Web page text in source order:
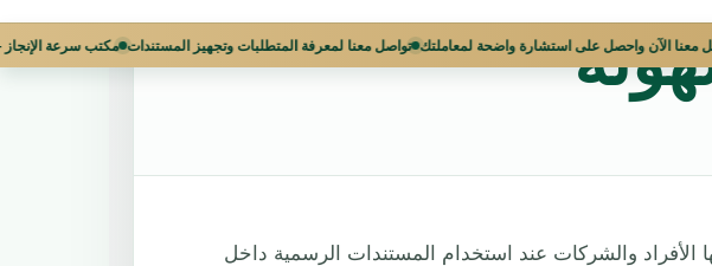
المعاملات تواصل معنا الآن واحصل على استشارة واضحة لمعاملتك تواصل معنا لمعرفة المتطلبات وتجهيز
الأفراد والشركات عند استخدام المستندات الرسمية داخل